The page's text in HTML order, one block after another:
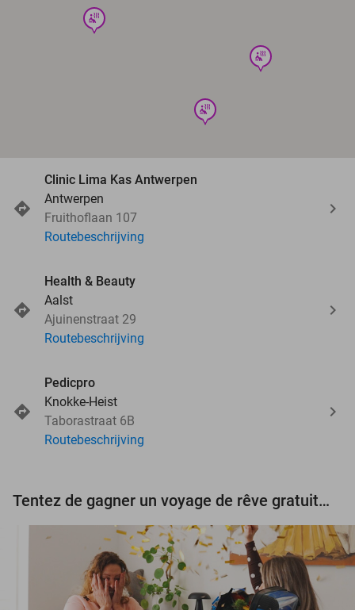
wellness
wellness
wellness
Clinic Lima Kas Antwerpen
Antwerpen
Fruithoflaan 107
Routebeschrijving
Health & Beauty
Aalst
Ajuinenstraat 29
Routebeschrijving
Pedicpro
Knokke-Heist
Taborastraat 6B
Routebeschrijving
Tentez de gagner un voyage de rêve gratuit d'une valeur de 3.000 € !